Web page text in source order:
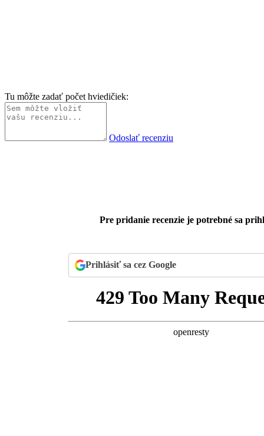
Tu môžte zadať počet hviedičiek:
Odoslať recenziu
Pre pridanie recenzie je potrebné sa
Prihlásiť sa cez Google